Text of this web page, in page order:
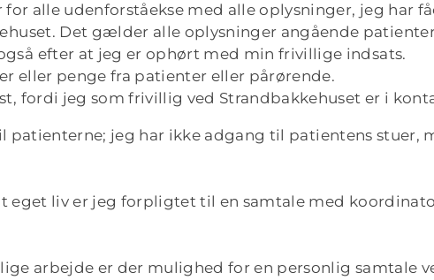
for alle udenforståekse med alle oplysninger, jeg har
Det gælder alle oplysninger angående
efter at jeg er ophørt med min frivillige indsats.
eller penge fra patienter eller pårørende.
fordi jeg som frivillig ved Strandbakkehuset er i
patienterne; jeg har ikke adgang til patientens stuer,
eget liv er jeg forpligtet til en samtale med
arbejde er der mulighed for en personlig samtale